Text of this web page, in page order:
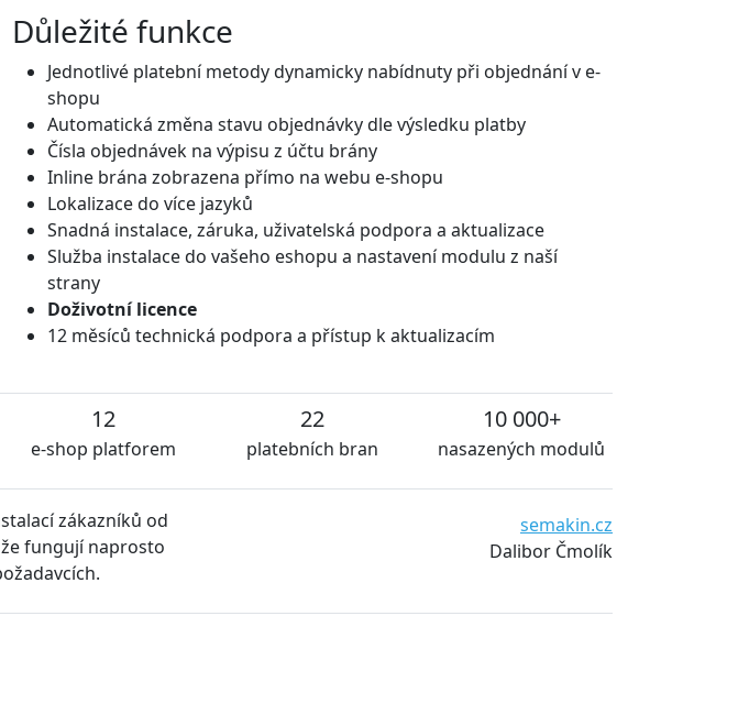
Důležité funkce
Jednotlivé platební metody dynamicky nabídnuty při objednání v e-
shopu
Automatická změna stavu objednávky dle výsledku platby
Čísla objednávek na výpisu z účtu brány
Inline brána zobrazena přímo na webu e-shopu
Lokalizace do více jazyků
Snadná instalace, záruka, uživatelská podpora a aktualizace
Služba instalace do vašeho eshopu a nastavení modulu z naší
strany
Doživotní licence
12 měsíců technická podpora a přístup k aktualizacím
12
e-shop platforem
22
platebních bran
10 000+
nasazených modulů
zákazníků od
fungují naprosto
semakin.cz
Dalibor Čmolík